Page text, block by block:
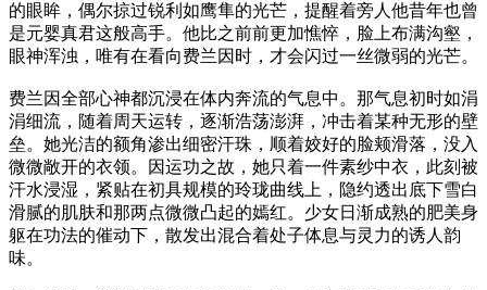
的眼眸，偶尔掠过锐利如鹰隼的光芒，提醒着旁人他昔年也曾
是元婴真君这般高手。他比之前前更加憔悴，脸上布满沟壑，
眼神浑浊，唯有在看向费兰因时，才会闪过一丝微弱的光芒。
费兰因全部心神都沉浸在体内奔流的气息中。那气息初时如涓
涓细流，随着周天运转，逐渐浩荡澎湃，冲击着某种无形的壁
垒。她光洁的额角渗出细密汗珠，顺着姣好的脸颊滑落，没入
微微敞开的衣领。因运功之故，她只着一件素纱中衣，此刻被
汗水浸湿，紧贴在初具规模的玲珑曲线上，隐约透出底下雪白
滑腻的肌肤和那两点微微凸起的嫣红。少女日渐成熟的肥美身
躯在功法的催动下，散发出混合着处子体息与灵力的诱人韵
味。